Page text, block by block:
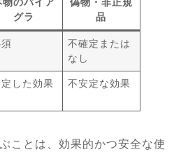
グラ
品
不確定または
なし
した効果 不安定な効果
ことは、効果的かつ安全な使